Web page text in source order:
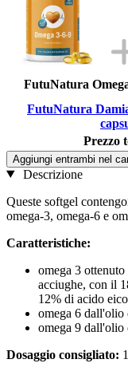
FutuNatura
FutuNatura
Prezzo
Aggiungi entrambi nel
Descrizione
Queste softgel
omega-3, omega-6 e
Caratteristiche:
omega 3
acciughe, con il
12% di acido
omega 6 dall'olio
omega 9
Dosaggio consigliato: